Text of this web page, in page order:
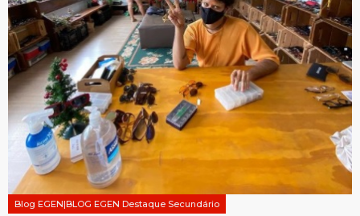
Blog EGEN|BLOG EGEN Destaque Secundário